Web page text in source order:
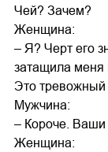
Чей? Зачем?
Женщина:
– Я? Черт его
затащила меня
Это
Мужчина:
– Короче. Ваши
Женщина: